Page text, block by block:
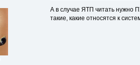
А в случае ЯТП читать нужно
такие, какие относятся к